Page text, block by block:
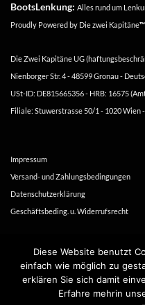
BootsLenkung: Alles rund um
Proudly Powered by Die zwei Kapitäne™
Die Zwei Kapitäne UG
Nienborger Str. 4 - 48599 Gronau -
USt-ID: DE815665356 - HRB: 16575
Filiale: Stuwerstrasse 50/1 - 1020 Wien
Impressum
Versand- und Zahlungsbedingungen
Datenschutzerklärung
Geschäftsbeding. u. Widerrufsrecht
Copyright 2016-
Diese Website benutzt
einfach wie möglich zu
erklären Sie sich damit
Erfahre mehrin